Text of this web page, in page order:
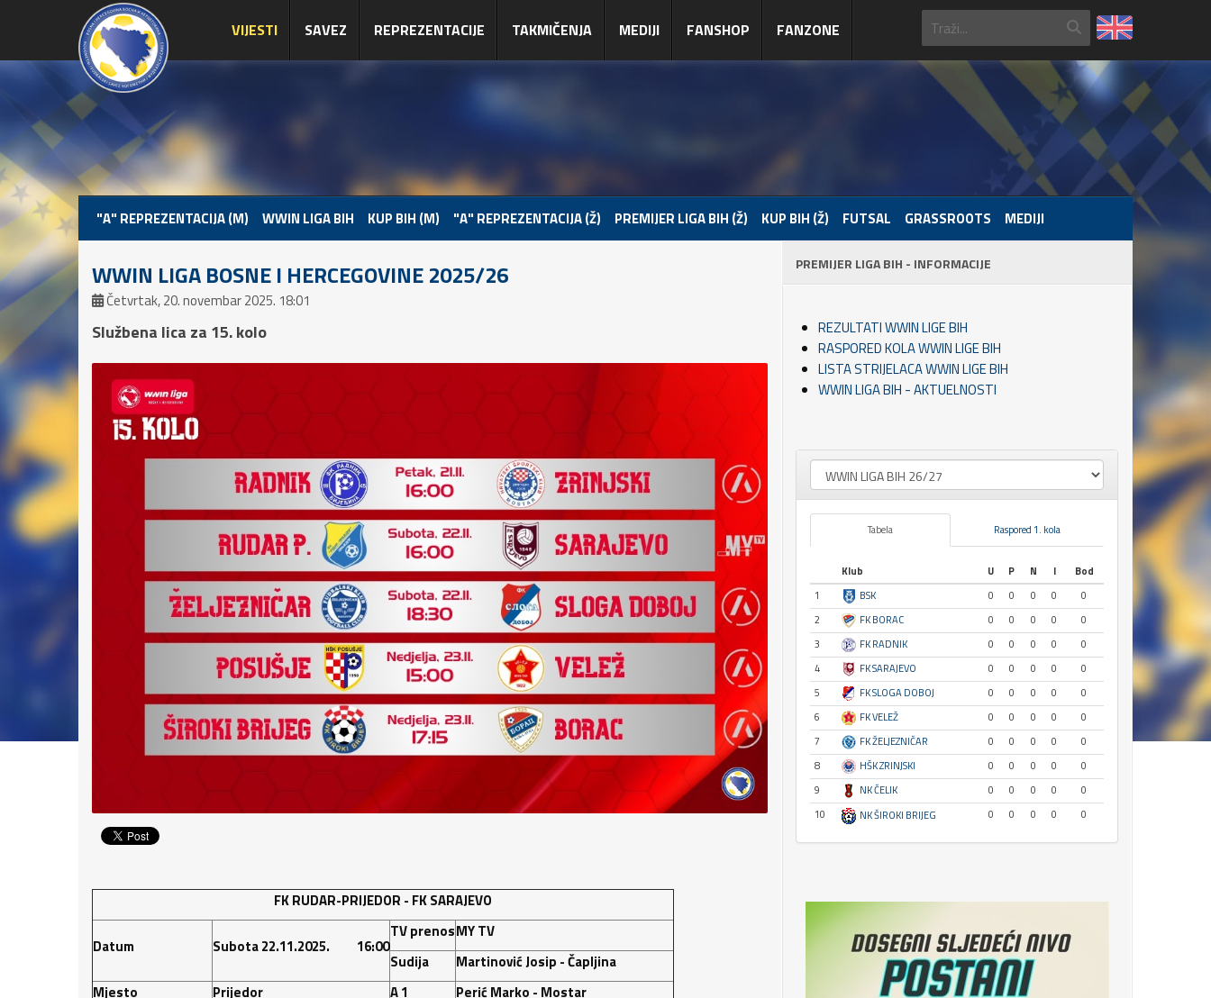
VIJESTI SAVEZ REPREZENTACIJE TAKMIČENJA MEDIJI FANSHOP FANZONE
"A" REPREZENTACIJA (M) WWIN LIGA BIH KUP BIH (M) "A" REPREZENTACIJA (Ž) PREMIJER LIGA BIH (Ž) KUP BIH (Ž) FUTSAL GRASSROOTS MEDIJI
WWIN LIGA BOSNE I HERCEGOVINE 2025/26
Četvrtak, 20. novembar 2025. 18:01
Službena lica za 15. kolo
FK RUDAR-PRIJEDOR - FK SARAJEVO
Datum Subota 22.11.2025. 16:00
TV prenosMY TV
Sudija
Martinović Josip - Čapljina
Mjesto
Prijedor A 1
Perić Marko - Mostar
PREMIJER LIGA BIH - INFORMACIJE
REZULTATI WWIN LIGE BIH
RASPORED KOLA WWIN LIGE BIH
LISTA STRIJELACA WWIN LIGE BIH
WWIN LIGA BIH - AKTUELNOSTI
Tabela Raspored 1. kola
Klub U P N I
Bod
1
BSK 0 0 0 0
0
2
FK BORAC 0 0 0 0
0
3
FK RADNIK 0 0 0 0
0
4
FK SARAJEVO 0 0 0 0
0
5
FK SLOGA DOBOJ 0 0 0 0
0
6
FK VELEŽ 0 0 0 0
0
7
FK ŽELJEZNIČAR 0 0 0 0
0
8
HŠK ZRINJSKI 0 0 0 0
0
9
NK ČELIK 0 0 0 0
0
10
NK ŠIROKI BRIJEG 0 0 0 0 0